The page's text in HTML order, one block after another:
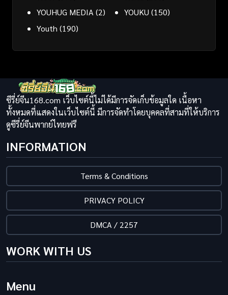
YOUHUG MEDIA(2) YOUKU (150)
Youth (190)
ซีรี่ย์จีน168.com เว็บไซต์นี้ไม่ได้มีการจัดเก็บข้อมูลใด เนื้อหา
ทั้งหมดที่แสดงในเว็บไซต์นี้ มีการจัดทำโดยบุคคลที่สามที่ให้บริการ
ดูซีรี่ย์จีนพากย์ไทยฟรี
INFORMATION
Terms & Conditions
PRIVACY POLICY
DMCA / 2257
WORK WITH US
Menu